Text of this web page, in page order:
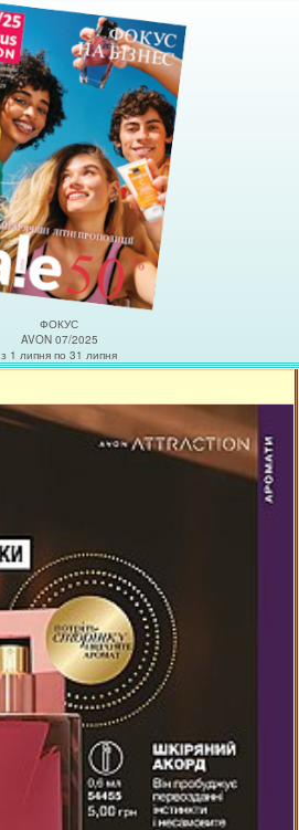
ФОКУС
AVON 07/2025
з 1 липня по 31 липня